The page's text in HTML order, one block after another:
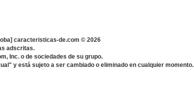
caracteristicas-de.com © 2026
adscritas.
Inc. o de sociedades de su grupo.
y está sujeto a ser cambiado o eliminado en cualquier momento.